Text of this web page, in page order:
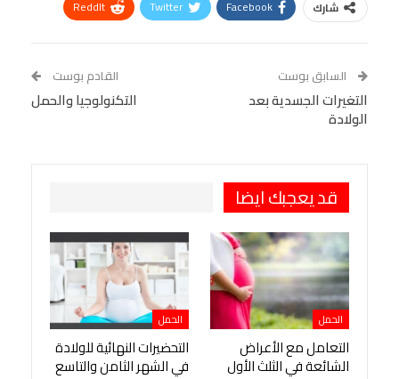
شارك Facebook
Twitter
ReddIt
Tumblr
البريد الإلكتروني
VK
Digg
السابق بوست
التغيرات الجسدية بعد
الولادة
القادم بوست
التكنولوجيا والحمل
قد يعجبك ايضا
الحمل
التعامل مع الأعراض
الشائعة في الثلث الأول
الحمل
التحضيرات النهائية للولادة
في الشهر الثامن والتاسع